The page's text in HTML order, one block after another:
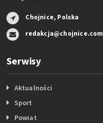
Chojnice, Polska
redakcja@chojnice.com
Serwisy
Aktualności
Sport
Powiat